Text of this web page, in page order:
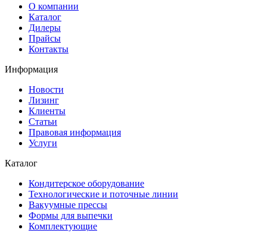
О компании
Каталог
Дилеры
Прайсы
Контакты
Информация
Новости
Лизинг
Клиенты
Статьи
Правовая информация
Услуги
Каталог
Кондитерское оборудование
Технологические и поточные линии
Вакуумные прессы
Формы для выпечки
Комплектующие